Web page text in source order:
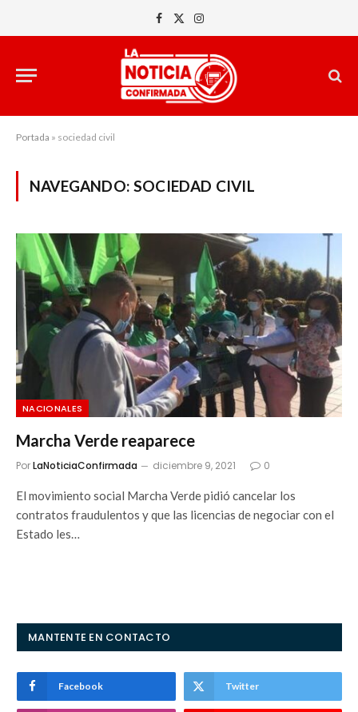
Facebook
X
Instagram
Portada » sociedad civil
NAVEGANDO:SOCIEDAD CIVIL
NACIONALES
Marcha Verde reaparece
PorLaNoticiaConfirmada diciembre 9, 2021 0
El movimiento social Marcha Verde pidió cancelar los
contratos fraudulentos y que las licencias de negociar con el
Estado les…
MANTENTE EN CONTACTO
Facebook Twitter